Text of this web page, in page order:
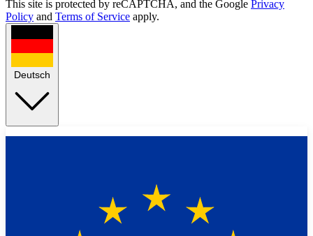
This site is protected by reCAPTCHA, and the Google Privacy
Policy and Terms of Service apply.
Deutsch